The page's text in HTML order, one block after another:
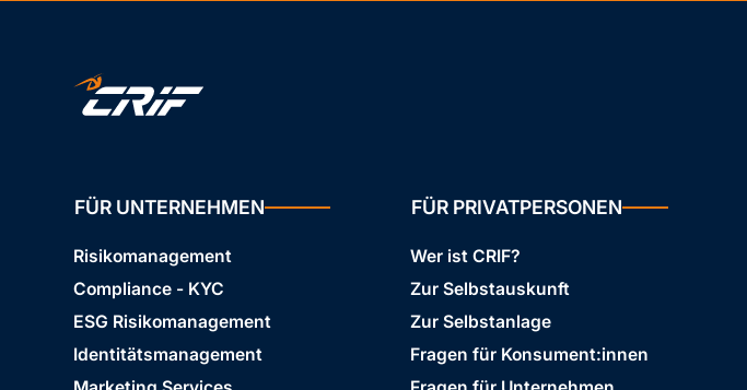
FÜR UNTERNEHMEN
Risikomanagement
Compliance - KYC
ESG Risikomanagement
Identitätsmanagement
FÜR PRIVATPERSONEN
Wer ist CRIF?
Zur Selbstauskunft
Zur Selbstanlage
Fragen für Konsument:innen